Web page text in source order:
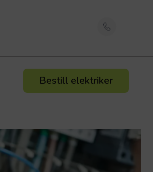
Bestill elektriker